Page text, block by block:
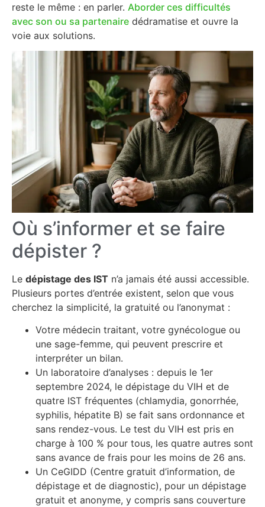
reste le même : en parler. Aborder ces difficultés
avec son ou sa partenaire dédramatise et ouvre la
voie aux solutions.
Où s’informer et se faire
dépister ?
Le dépistage des IST n’a jamais été aussi accessible.
Plusieurs portes d’entrée existent, selon que vous
cherchez la simplicité, la gratuité ou l’anonymat :
Votre médecin traitant, votre gynécologue ou
une sage-femme, qui peuvent prescrire et
interpréter un bilan.
Un laboratoire d’analyses : depuis le 1er
septembre 2024, le dépistage du VIH et de
quatre IST fréquentes (chlamydia, gonorrhée,
syphilis, hépatite B) se fait sans ordonnance et
sans rendez-vous. Le test du VIH est pris en
charge à 100 % pour tous, les quatre autres sont
sans avance de frais pour les moins de 26 ans.
Un CeGIDD (Centre gratuit d’information, de
dépistage et de diagnostic), pour un dépistage
gratuit et anonyme, y compris sans couverture